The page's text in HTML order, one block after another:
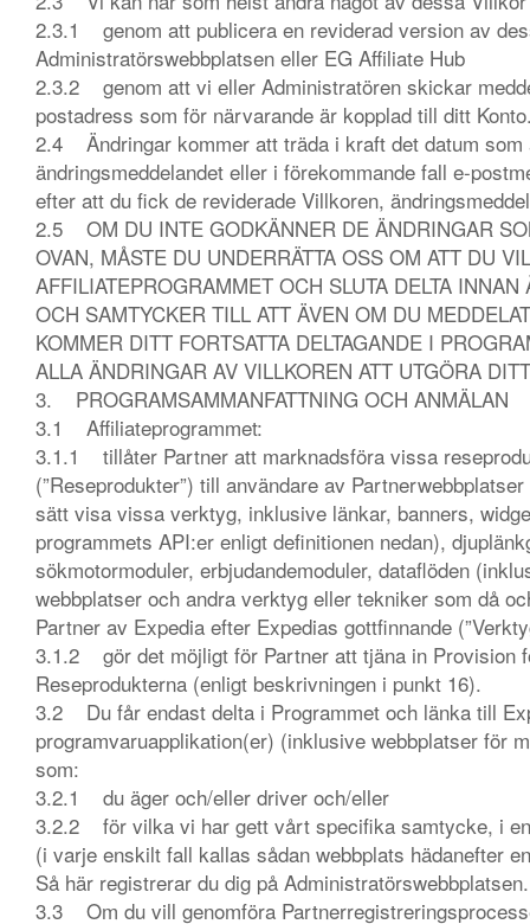
2.3.1 genom att publicera en reviderad version av
Administratörswebbplatsen eller EG Affiliate Hub
2.3.2 genom att vi eller Administratören skickar
postadress som för närvarande är kopplad till ditt
2.4 Ändringar kommer att träda i kraft det datum som
ändringsmeddelandet eller i förekommande fall e-
efter att du fick de reviderade Villkoren,
2.5 OM DU INTE GODKÄNNER DE ÄNDRINGAR
OVAN, MÅSTE DU UNDERRÄTTA OSS OM ATT DU
AFFILIATEPROGRAMMET OCH SLUTA DELTA
OCH SAMTYCKER TILL ATT ÄVEN OM DU
KOMMER DITT FORTSATTA DELTAGANDE I
ALLA ÄNDRINGAR AV VILLKOREN ATT UTGÖRA
3. PROGRAMSAMMANFATTNING OCH ANMÄLAN
3.1 Affiliateprogrammet:
3.1.1 tillåter Partner att marknadsföra vissa
(”Reseprodukter”) till användare av
sätt visa vissa verktyg, inklusive länkar, banners,
programmets API:er enligt definitionen nedan),
sökmotormoduler, erbjudandemoduler, dataflöden
webbplatser och andra verktyg eller tekniker som då
Partner av Expedia efter Expedias gottfinnande
3.1.2 gör det möjligt för Partner att tjäna in Provision
Reseprodukterna (enligt beskrivningen i punkt 16).
3.2 Du får endast delta i Programmet och länka till
programvaruapplikation(er) (inklusive webbplatser för
som:
3.2.1 du äger och/eller driver och/eller
3.2.2 för vilka vi har gett vårt specifika samtycke, i
(i varje enskilt fall kallas sådan webbplats hädanefter
Så här registrerar du dig på
3.3 Om du vill genomföra